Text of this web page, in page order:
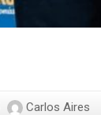
Carlos Aires